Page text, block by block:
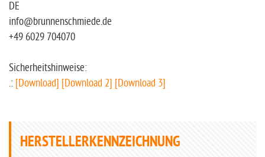
DE
info@brunnenschmiede.de
+49 6029 704070
Sicherheitshinweise:
.: [Download] [Download 2] [Download 3]
HERSTELLERKENNZEICHNUNG